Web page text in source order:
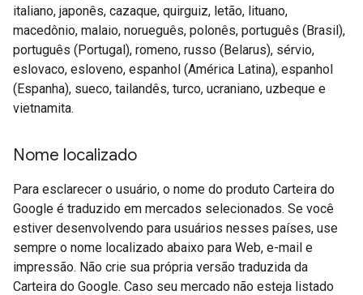
italiano, japonês, cazaque, quirguiz, letão, lituano,
macedônio, malaio, norueguês, polonês, português (Brasil),
português (Portugal), romeno, russo (Belarus), sérvio,
eslovaco, esloveno, espanhol (América Latina), espanhol
(Espanha), sueco, tailandês, turco, ucraniano, uzbeque e
vietnamita.
Nome localizado
Para esclarecer o usuário, o nome do produto Carteira do
Google é traduzido em mercados selecionados. Se você
estiver desenvolvendo para usuários nesses países, use
sempre o nome localizado abaixo para Web, e-mail e
impressão. Não crie sua própria versão traduzida da
Carteira do Google. Caso seu mercado não esteja listado